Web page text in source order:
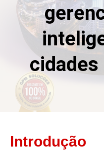
Introdução